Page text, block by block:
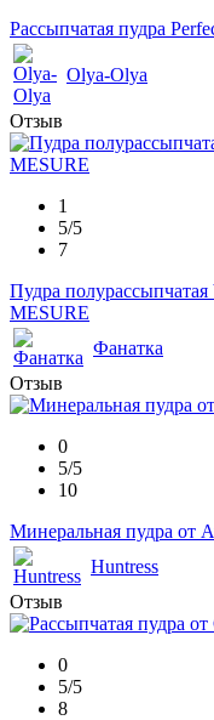
Рассыпчатая пудра
Olya-Olya
Отзыв
1
5/5
7
Пудра
MESURE
Фанатка
Отзыв
0
5/5
10
Минеральная пудра от
Huntress
Отзыв
0
5/5
8